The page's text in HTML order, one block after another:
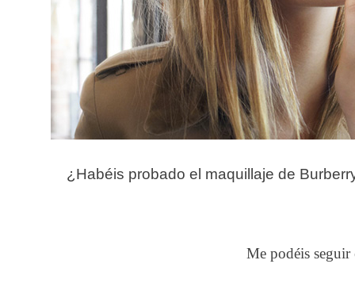
¿Habéis probado el maquillaje de
Me podéis seguir